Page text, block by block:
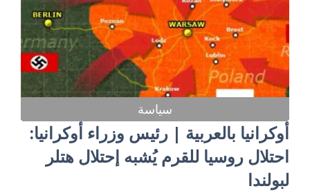
سياسة
أوكرانيا بالعربية | رئيس وزراء أوكرانيا:
احتلال روسيا للقرم يُشبه إحتلال هتلر
لبولندا